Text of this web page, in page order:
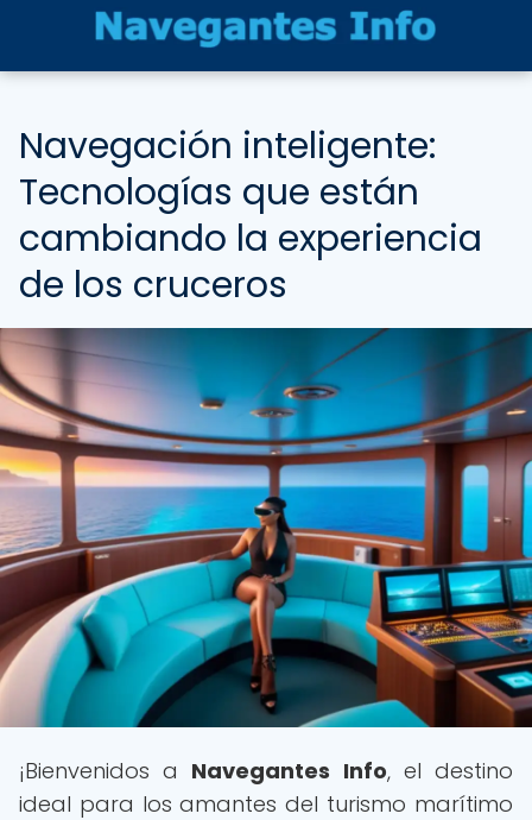
Navegación inteligente:
Tecnologías que están
cambiando la experiencia
de los cruceros
¡Bienvenidos a Navegantes Info, el destino
ideal para los amantes del turismo marítimo